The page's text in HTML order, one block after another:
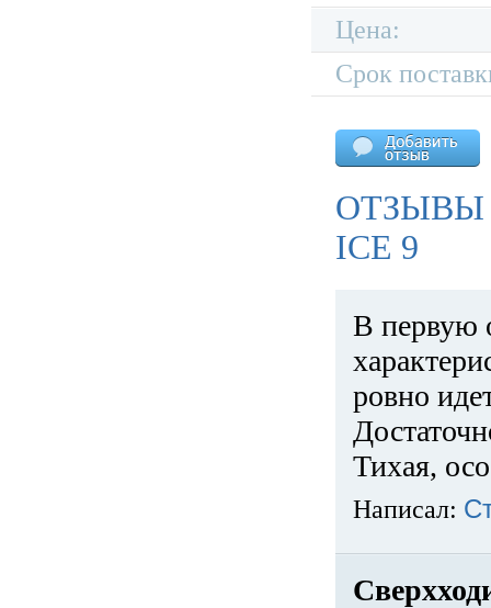
Цена:
Срок
ОТЗЫВЫ
ICE 9
В первую
ровно
Тихая,
Написал: